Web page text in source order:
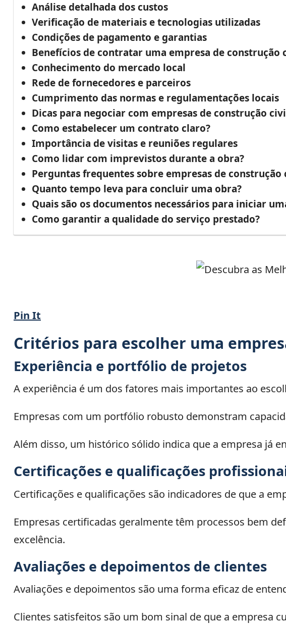
Análise detalhada dos custos
Verificação de materiais e tecnologias utilizadas
Condições de pagamento e garantias
Benefícios de contratar uma empresa de construção
Conhecimento do mercado local
Rede de fornecedores e parceiros
Cumprimento das normas e regulamentações locais
Dicas para negociar com empresas de construção
Como estabelecer um contrato claro?
Importância de visitas e reuniões regulares
Como lidar com imprevistos durante a obra?
Perguntas frequentes sobre empresas de construção
Quanto tempo leva para concluir uma obra?
Quais são os documentos necessários para iniciar
Como garantir a qualidade do serviço prestado?
Pin It
Critérios para escolher uma
Experiência e portfólio de projetos
A experiência é um dos fatores mais importantes ao
Empresas com um portfólio robusto demonstram
Além disso, um histórico sólido indica que a empresa já
Certificações e qualificações
Certificações e qualificações são indicadores de que a
Empresas certificadas geralmente têm processos bem
excelência.
Avaliações e depoimentos de clientes
Avaliações e depoimentos são uma forma eficaz de
Clientes satisfeitos são um bom sinal de que a empresa